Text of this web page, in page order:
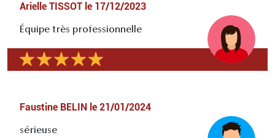
Arielle TISSOT le 17/12/2023
Équipe très professionnelle
Faustine BELIN le 21/01/2024
sérieuse